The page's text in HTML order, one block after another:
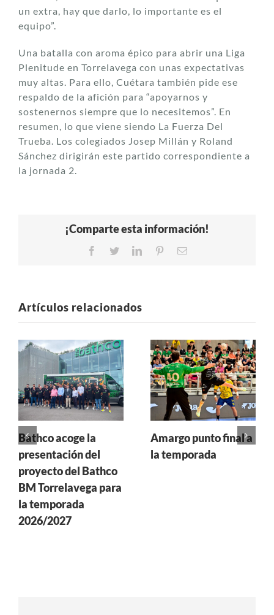
un extra, hay que darlo, lo importante es el
equipo”.
Una batalla con aroma épico para abrir una Liga
Plenitude en Torrelavega con unas expectativas
muy altas. Para ello, Cuétara también pide ese
respaldo de la afición para “apoyarnos y
sostenernos siempre que lo necesitemos”. En
resumen, lo que viene siendo La Fuerza Del
Trueba. Los colegiados Josep Millán y Roland
Sánchez dirigirán este partido correspondiente a
la jornada 2.
¡Comparte esta información!
Facebook
TwitterLinkedInPinterestCorreo
Artículos relacionados
Bathco acoge la
presentación del
proyecto del Bathco
BM Torrelavega para
la temporada
2026/2027
Amargo punto final a
la temporada